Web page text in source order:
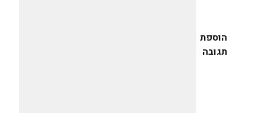
הוספת
תגובה